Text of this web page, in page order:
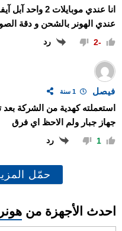
عندي الهونر بالشحن و دقة الصور و
-2 رد
فيصل
استعملته كهدية من الشركة
جهاز جبار ولم الاحظ اي فرق
1 رد
حمّل
احدث الأجهزة من هونر